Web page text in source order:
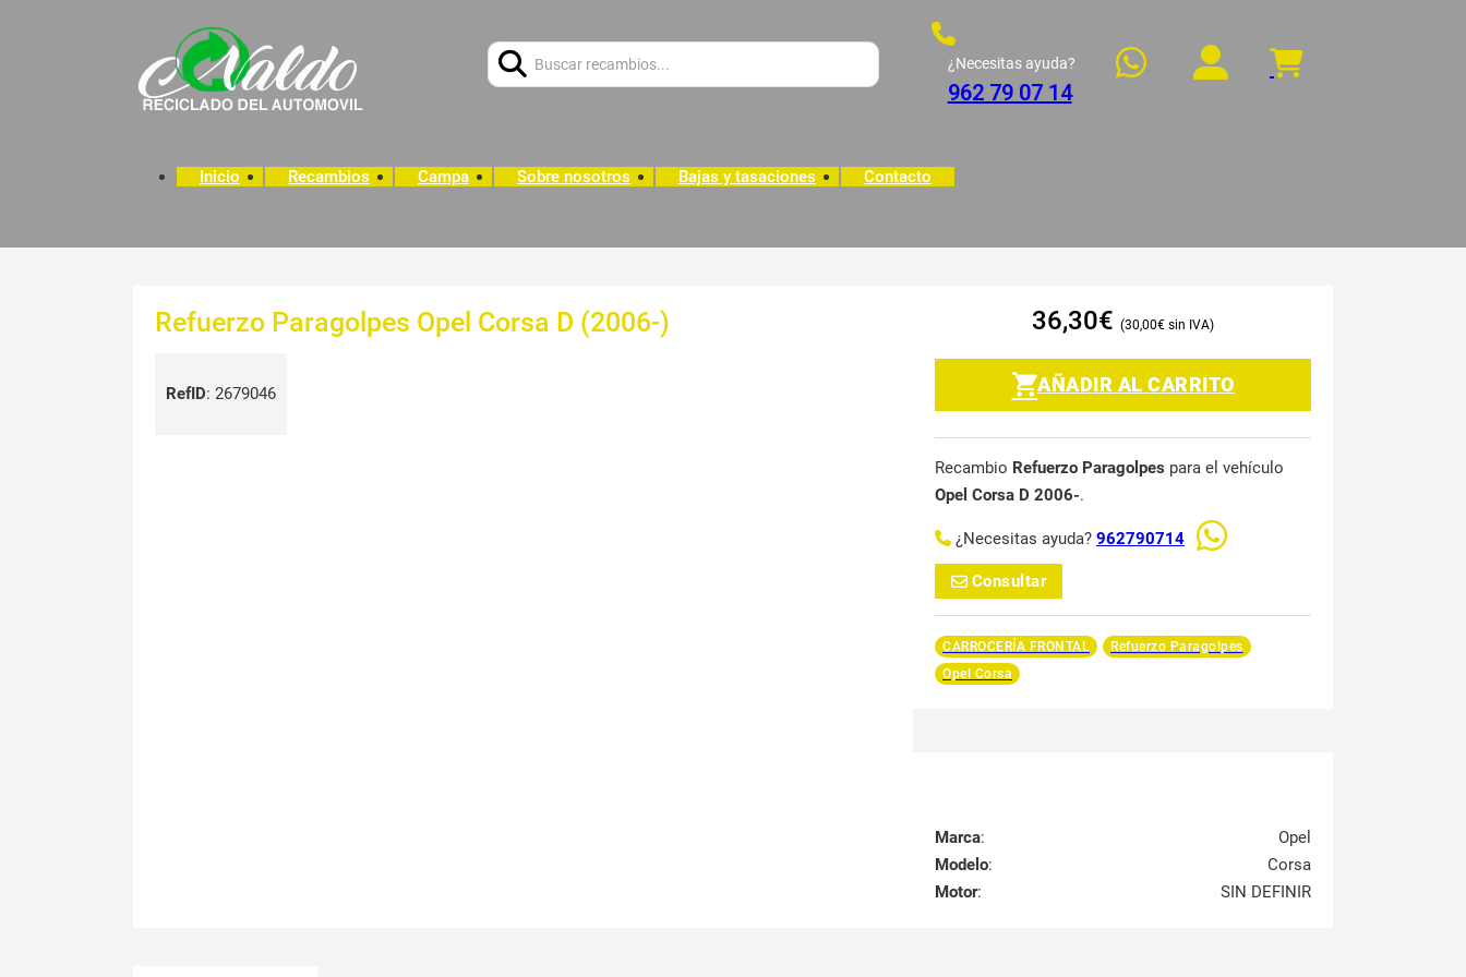
¿Necesitas ayuda?
962 79 07 14
Inicio Recambios Campa Sobre nosotros Bajas y tasaciones Contacto
Refuerzo Paragolpes Opel Corsa D (2006-)
RefID: 2679046
36,30€ 30,00€
AÑADIR AL CARRITO
Recambio Refuerzo Paragolpes para el vehículo
Opel Corsa D 2006-.
¿Necesitas ayuda? 962790714
Consultar
CARROCERÍA FRONTAL
Refuerzo Paragolpes
Opel Corsa
Marca:
Opel
Modelo:
Corsa
Motor: SIN DEFINIR